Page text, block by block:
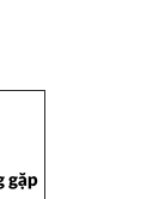
gặp